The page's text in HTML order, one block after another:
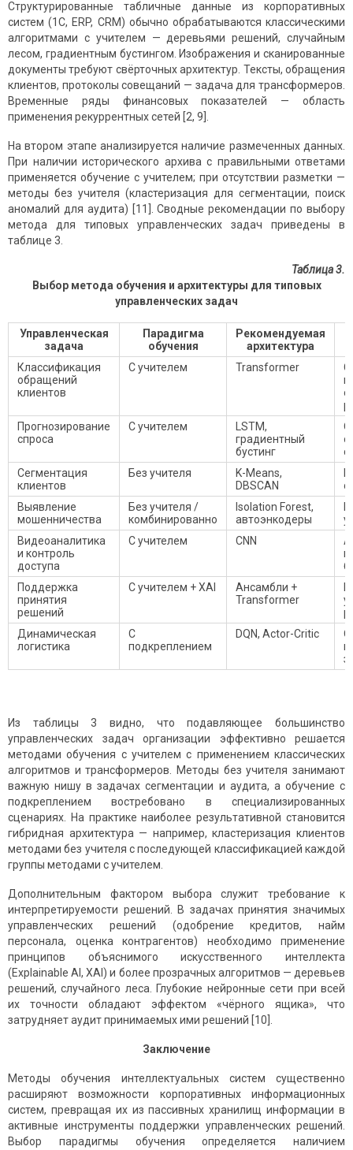
Структурированные табличные данные из корпоративных
систем (1С, ERP, CRM) обычно обрабатываются классическими
алгоритмами с учителем — деревьями решений, случайным
лесом, градиентным бустингом. Изображения и сканированные
документы требуют свёрточных архитектур. Тексты, обращения
клиентов, протоколы совещаний — задача для трансформеров.
Временные ряды финансовых показателей — область
применения рекуррентных сетей [2, 9].
На втором этапе анализируется наличие размеченных данных.
При наличии исторического архива с правильными ответами
применяется обучение с учителем; при отсутствии разметки —
методы без учителя (кластеризация для сегментации, поиск
аномалий для аудита) [11]. Сводные рекомендации по выбору
метода для типовых управленческих задач приведены в
таблице 3.
Таблица 3.
Выбор метода обучения и архитектуры для типовых
управленческих задач
Управленческая
задача
Парадигма
обучения
Рекомендуемая
архитектура
Классификация
обращений
клиентов
С учителем Transformer
Прогнозирование
спроса
С учителем
LSTM,
градиентный
бустинг
Сегментация
клиентов
Без учителя
K-Means,
DBSCAN
Выявление
мошенничества
Без учителя /
комбинированно
Isolation Forest,
автоэнкодеры
Видеоаналитика
и контроль
доступа
С учителем CNN
Поддержка
принятия
решений
С учителем + XAI
Ансамбли +
Transformer
Динамическая
логистика
С
подкреплением
DQN, Actor-Critic
Из таблицы 3 видно, что подавляющее большинство
управленческих задач организации эффективно решается
методами обучения с учителем с применением классических
алгоритмов и трансформеров. Методы без учителя занимают
важную нишу в задачах сегментации и аудита, а обучение с
подкреплением востребовано в специализированных
сценариях. На практике наиболее результативной становится
гибридная архитектура — например, кластеризация клиентов
методами без учителя с последующей классификацией каждой
группы методами с учителем.
Дополнительным фактором выбора служит требование к
интерпретируемости решений. В задачах принятия значимых
управленческих решений (одобрение кредитов, найм
персонала, оценка контрагентов) необходимо применение
принципов объяснимого искусственного интеллекта
(Explainable AI, XAI) и более прозрачных алгоритмов — деревьев
решений, случайного леса. Глубокие нейронные сети при всей
их точности обладают эффектом «чёрного ящика», что
затрудняет аудит принимаемых ими решений [10].
Заключение
Методы обучения интеллектуальных систем существенно
расширяют возможности корпоративных информационных
систем, превращая их из пассивных хранилищ информации в
активные инструменты поддержки управленческих решений.
Выбор парадигмы обучения определяется наличием